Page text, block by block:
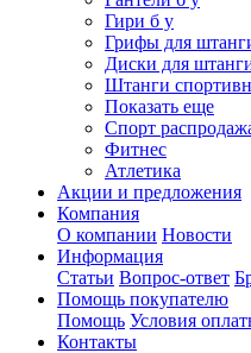
Гири б у
Грифы для
Диски для
Штанги
Показать еще
Спорт
Фитнес
Атлетика
Акции и предложения
Компания
О компании Новости
Информация
Статьи Вопрос-ответ
Помощь покупателю
Помощь Условия
Контакты